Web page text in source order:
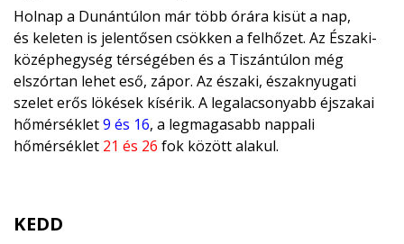
Holnap a Dunántúlon már több órára kisüt a nap,
és keleten is jelentősen csökken a felhőzet. Az Északi-
középhegység térségében és a Tiszántúlon még
elszórtan lehet eső, zápor. Az északi, északnyugati
szelet erős lökések kísérik. A legalacsonyabb éjszakai
hőmérséklet9 és 16, a legmagasabb nappali
hőmérséklet 21 és 26 fok között alakul.
KEDD